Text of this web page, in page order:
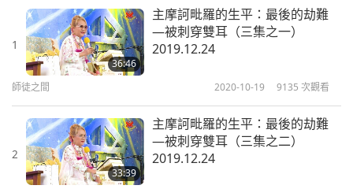
1
36:46
主摩訶毗羅的生平：最後的劫難
—被刺穿雙耳（三集之一）
2019.12.24
師徒之間 2020-10-19 9135 次觀看
2
33:39
主摩訶毗羅的生平：最後的劫難
—被刺穿雙耳（三集之二）
2019.12.24